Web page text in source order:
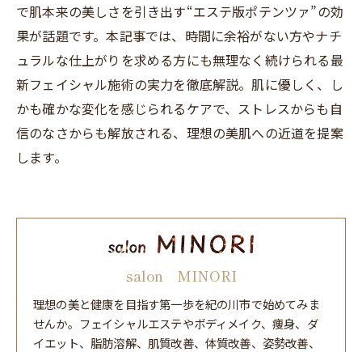
で肌本来の美しさを引き出す“エステ版ポテンツァ”の効
果が話題です。本記事では、時間に余裕がない方やナチ
ュラルな仕上がりを求める方にも無理なく続けられる最
新フェイシャル施術の実力を徹底解説。肌に優しく、し
かも確かな変化を感じられるケアで、ストレスからも自
信のなさからも解放される、理想の美肌への近道を提案
します。
salon MINORI
理想の美と健康を目指す第一歩を紀の川市で始めてみま
せんか。フェイシャルエステやボディメイク、痩身、ダ
イエット、脂肪溶解、肌質改善、体質改善、姿勢改善、